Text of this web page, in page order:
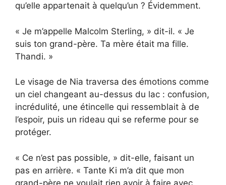
qu’elle appartenait à quelqu’un ? Évidemment.
« Je m’appelle Malcolm Sterling, » dit-il. « Je
suis ton grand-père. Ta mère était ma fille.
Thandi. »
Le visage de Nia traversa des émotions comme
un ciel changeant au-dessus du lac : confusion,
incrédulité, une étincelle qui ressemblait à de
l’espoir, puis un rideau qui se referme pour se
protéger.
« Ce n’est pas possible, » dit-elle, faisant un
pas en arrière. « Tante Ki m’a dit que mon
grand-père ne voulait rien avoir à faire avec